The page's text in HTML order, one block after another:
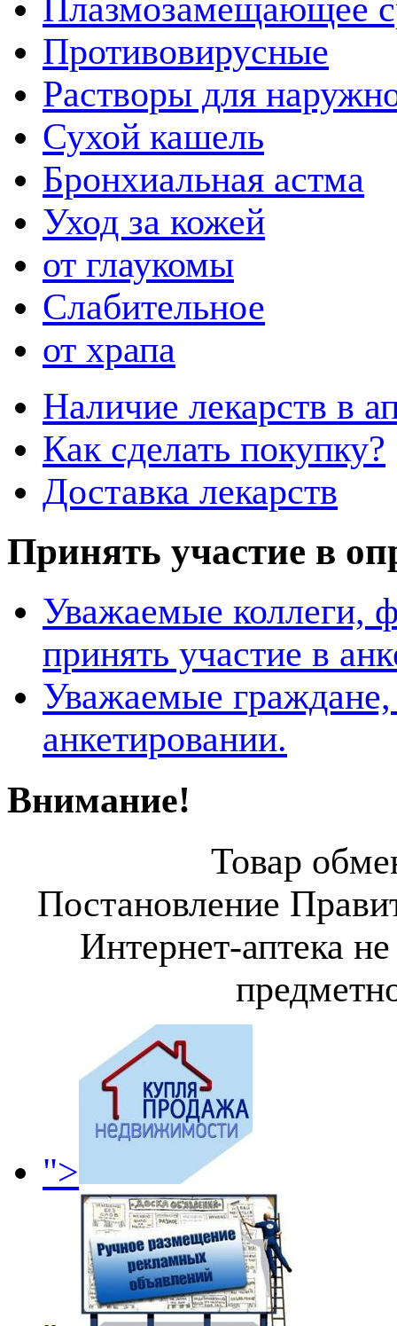
Плазмозамещающее
Противовирусные
Растворы для
Сухой кашель
Бронхиальная астма
Уход за кожей
от глаукомы
Слабительное
от храпа
Наличие лекарств в
Как сделать покупку?
Доставка лекарств
Принять участие в
Уважаемые коллеги,
принять участие в
Уважаемые
анкетировании.
Внимание!
Товар
Постановление
Интернет-аптека
">